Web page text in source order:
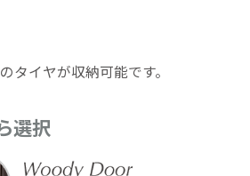
タイヤが収納可能です。
選択